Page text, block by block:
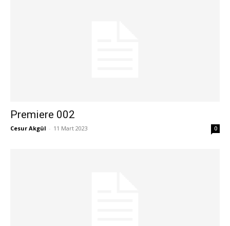
Premiere 002
Cesur Akgül - 11 Mart 2023 0